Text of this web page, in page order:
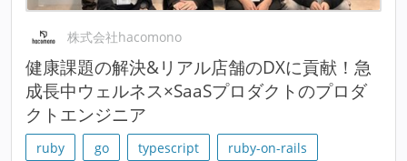
株式会社hacomono
健康課題の解決&リアル店舗のDXに貢献！急
成長中ウェルネス×SaaSプロダクトのプロダ
クトエンジニア
ruby go typescript
ruby-on-rails